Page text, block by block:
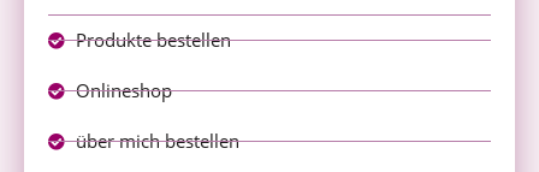
Produkte bestellen
Onlineshop
über mich bestellen